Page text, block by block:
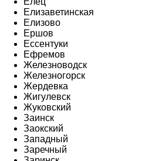
Елизаветинская
Елизово
Ершов
Ессентуки
Ефремов
Железноводск
Железногорск
Жердевка
Жигулевск
Жуковский
Заинск
Заокский
Западный
Заречный